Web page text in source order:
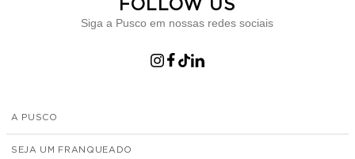
FOLLOW US
Siga a Pusco em nossas redes sociais
A PUSCO
SEJA UM FRANQUEADO